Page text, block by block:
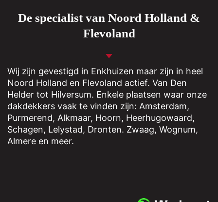
De specialist van Noord Holland &
Flevoland
Wij zijn gevestigd in Enkhuizen maar zijn in heel
Noord Holland en Flevoland actief. Van Den
Helder tot Hilversum. Enkele plaatsen waar onze
dakdekkers vaak te vinden zijn: Amsterdam,
Purmerend, Alkmaar, Hoorn, Heerhugowaard,
Schagen, Lelystad, Dronten. Zwaag, Wognum,
Almere en meer.